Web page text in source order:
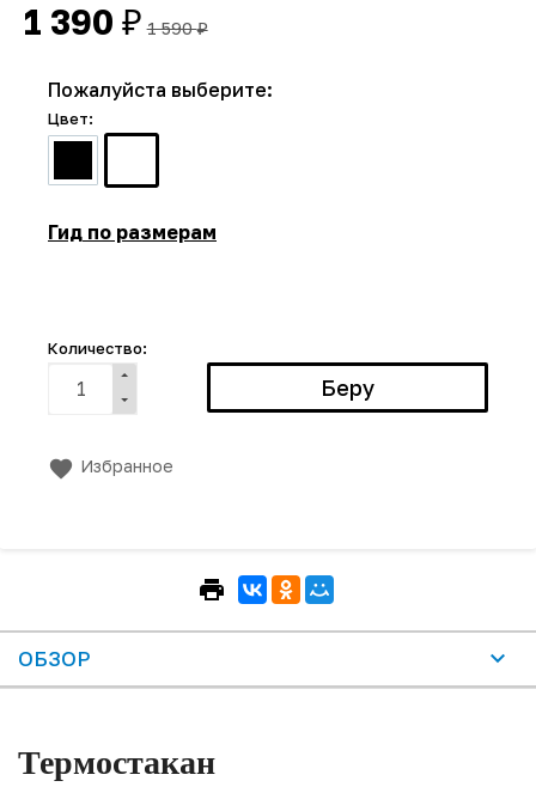
1 390 ₽ 1 590₽
Пожалуйста выберите:
Цвет:
Гид по размерам
Количество:
Избранное
ОБЗОР
Термостакан